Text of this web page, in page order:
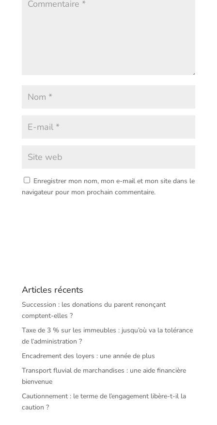
Enregistrer mon nom, mon e-mail et mon site dans le
navigateur pour mon prochain commentaire.
Articles récents
Succession : les donations du parent renonçant
comptent-elles ?
Taxe de 3 % sur les immeubles : jusqu’où va la tolérance
de l’administration ?
Encadrement des loyers : une année de plus
Transport fluvial de marchandises : une aide financière
bienvenue
Cautionnement : le terme de l’engagement libère-t-il la
caution ?